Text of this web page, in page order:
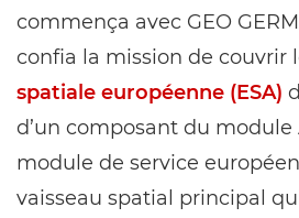
commença avec GEO
confia la mission de couvrir
spatiale européenne (ESA)
d’un composant du module
module de service
vaisseau spatial principal